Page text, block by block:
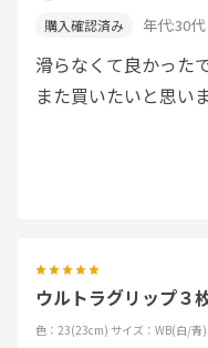
ぐす必要は出てくる
部分の改善が必要と思
F●に軍配が上
年代:30代
滑らなくて良かったで
また買いたいと思いま
ウルトラグリップ３
色：23(23cm) サイズ：WB(白/青)